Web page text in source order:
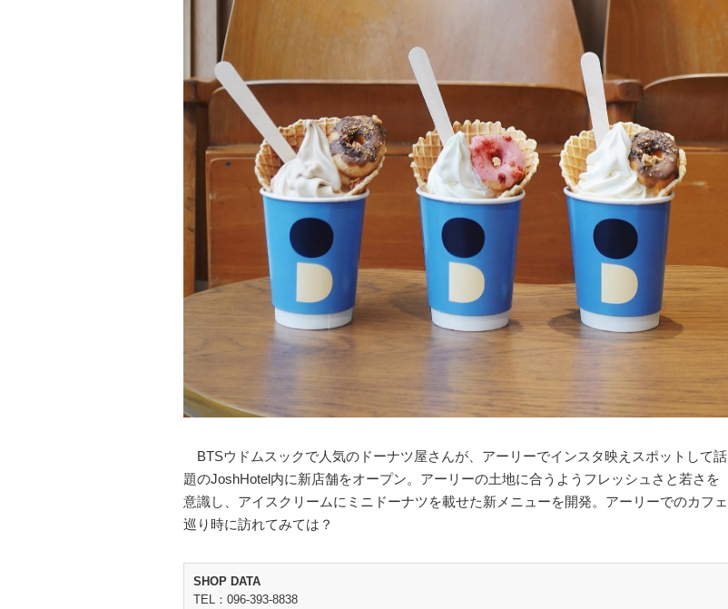
BTSウドムスックで人気のドーナツ屋さんが、アーリーでインスタ映えスポットして話
題のJoshHotel内に新店舗をオープン。アーリーの土地に合うようフレッシュさと若さを
意識し、アイスクリームにミニドーナツを載せた新メニューを開発。アーリーでのカフェ
巡り時に訪れてみては？
SHOP DATA
TEL：096-393-8838